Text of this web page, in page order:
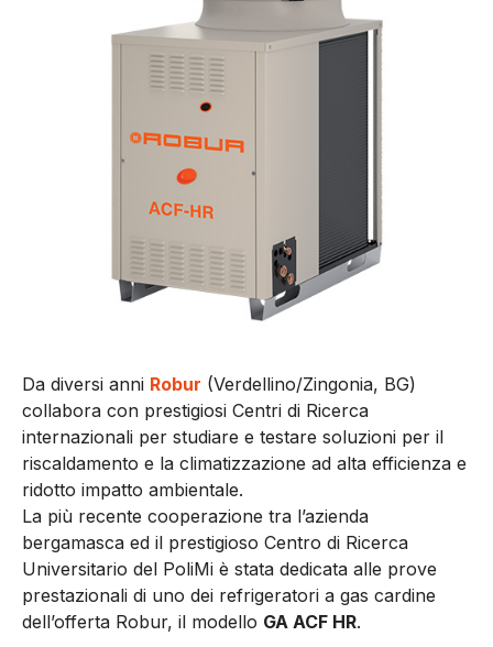
Da diversi anni Robur (Verdellino/Zingonia, BG)
collabora con prestigiosi Centri di Ricerca
internazionali per studiare e testare soluzioni per il
riscaldamento e la climatizzazione ad alta efficienza e
ridotto impatto ambientale.
La più recente cooperazione tra l’azienda
bergamasca ed il prestigioso Centro di Ricerca
Universitario del PoliMi è stata dedicata alle prove
prestazionali di uno dei refrigeratori a gas cardine
dell’offerta Robur, il modello GA ACF HR.